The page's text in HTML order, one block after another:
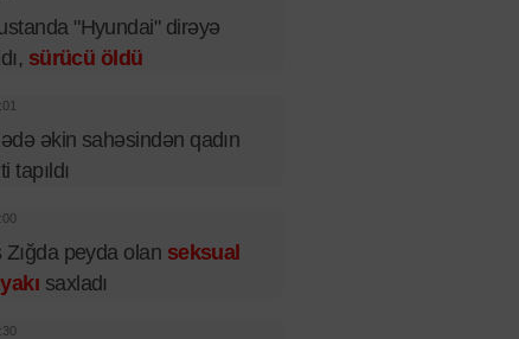
"Hyundai" dirəyə
sürücü öldü
əkin sahəsindən qadın
tapıldı
Zığda peyda olan seksual
saxladı